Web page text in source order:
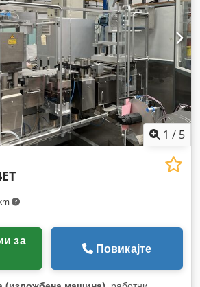
1 / 5
Повикајте